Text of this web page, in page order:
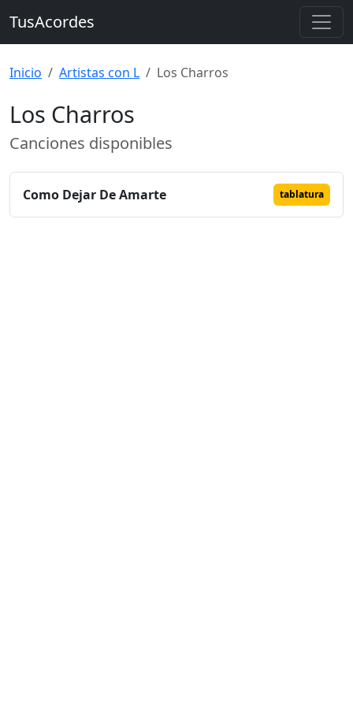
TusAcordes
Inicio Artistas con L Los Charros
Los Charros
Canciones disponibles
Como Dejar De Amarte tablatura